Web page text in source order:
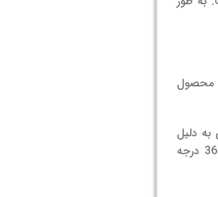
محصول
دلیل
حساسیت به دما، مجدداً تنظیم می‌شود. نقطه ذوب ژل ژلاتین حدود 35 درجه سانتی‌گراد است که درست زیر دمای معمولی بدن 36 درجه